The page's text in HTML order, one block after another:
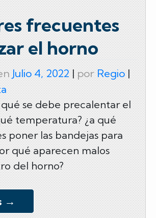
tir
frecuentes
el horno
Julio 4, 2022 | por Regio|
on
5
errores
frecuentes
al
utilizar
horno
qué se debe precalentar el
temperatura? ¿a qué
poner las bandejas para
qué aparecen malos
del horno?
→